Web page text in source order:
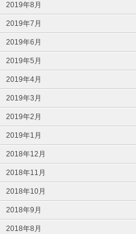
2019年8月
2019年7月
2019年6月
2019年5月
2019年4月
2019年3月
2019年2月
2019年1月
2018年12月
2018年11月
2018年10月
2018年9月
2018年8月